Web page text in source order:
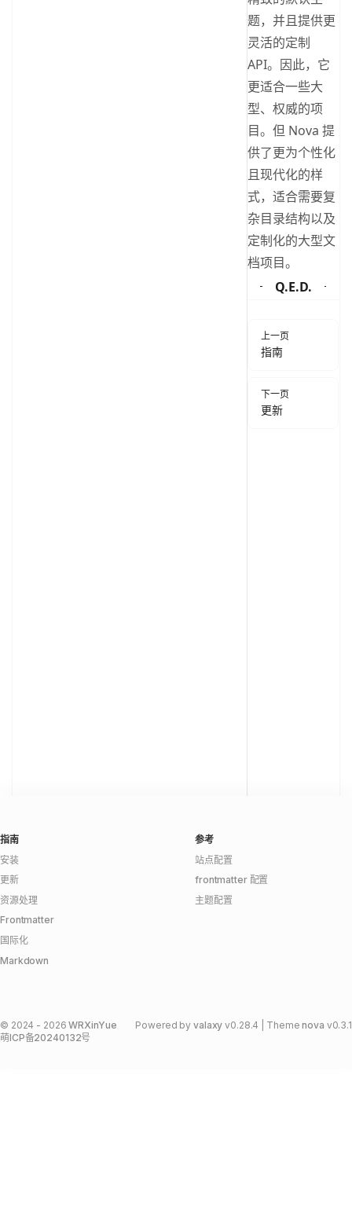
题，并且提供更
灵活的定制
API。因此，它
更适合一些大
型、权威的项
目。但 Nova 提
供了更为个性化
且现代化的样
式，适合需要复
杂目录结构以及
定制化的大型文
档项目。
Q.E.D.
Pager
上一页
指南
下一页
更新
指南
安装
更新
资源处理
Frontmatter
国际化
Markdown
参考
站点配置
frontmatter 配置
主题配置
© 2024 - 2026WRXinYue Powered byvalaxyv0.28.4 | Themenova v0.3.1
萌ICP备20240132号